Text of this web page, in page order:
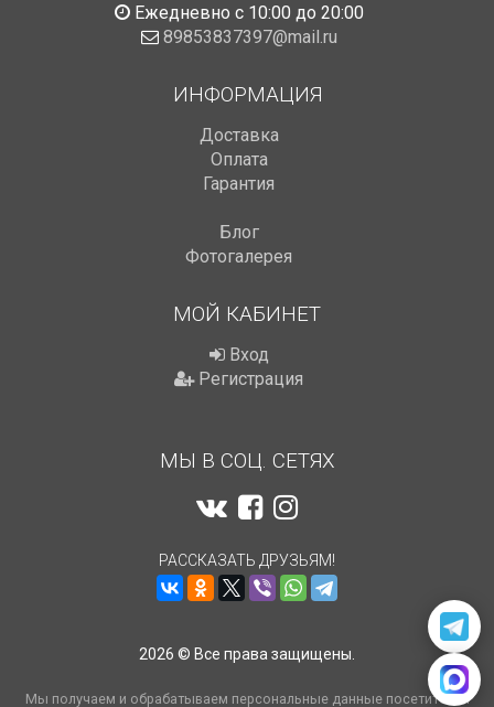
Ежедневно с 10:00 до 20:00
89853837397@mail.ru
ИНФОРМАЦИЯ
Доставка
Оплата
Гарантия
Блог
Фотогалерея
МОЙ КАБИНЕТ
Вход
Регистрация
МЫ В СОЦ. СЕТЯХ
РАССКАЗАТЬ ДРУЗЬЯМ!
2026 © Все права защищены.
Мы получаем и обрабатываем персональные данные посетителей